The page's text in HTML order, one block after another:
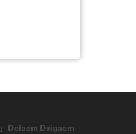
Delaem Dvigaem